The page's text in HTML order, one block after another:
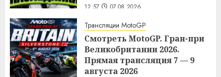
12:57 07.08.2026
Трансляции MotoGP
Смотреть MotoGP. Гран-при
Великобритании 2026.
Прямая трансляция 7 — 9
августа 2026